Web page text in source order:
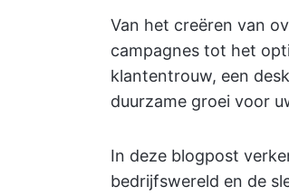
Van het creëren van
campagnes tot het
klantentrouw, een
duurzame groei voor
In deze blogpost
bedrijfswereld en de